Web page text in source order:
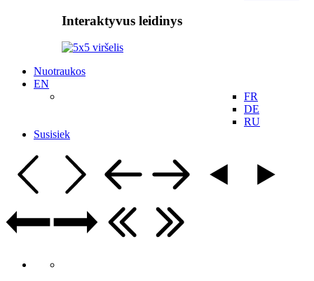
Interaktyvus leidinys
Nuotraukos
EN
FR
DE
RU
Susisiek